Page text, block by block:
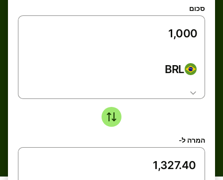
סכום
BRL
המרה ל-